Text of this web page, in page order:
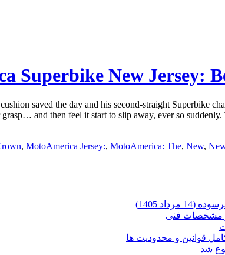
Superbike New Jersey:
saved the day and his second-straight Superbike
and then feel it start to slip away, ever so suddenly.
, MotoAmerica Jersey:, MotoAmerica: The, New,
1405)
قوانین و محدودیت ها
شد